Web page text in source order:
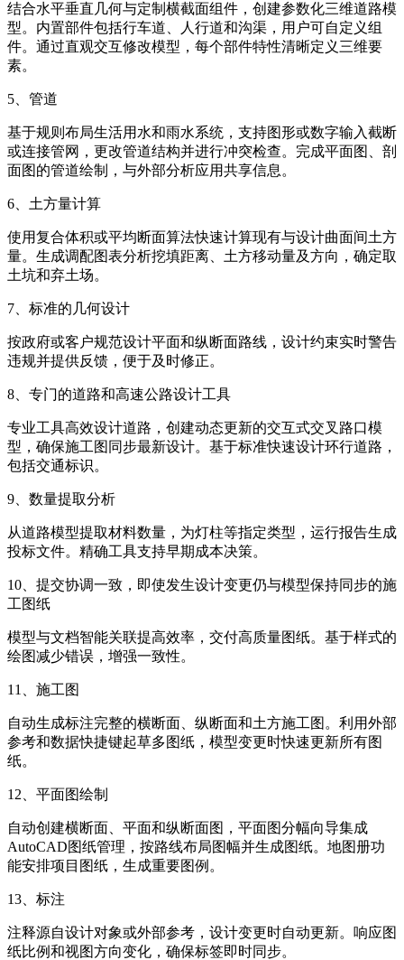
结合水平垂直几何与定制横截面组件，创建参数化三维道路模
型。内置部件包括行车道、人行道和沟渠，用户可自定义组
件。通过直观交互修改模型，每个部件特性清晰定义三维要
素。
5、管道
基于规则布局生活用水和雨水系统，支持图形或数字输入截断
或连接管网，更改管道结构并进行冲突检查。完成平面图、剖
面图的管道绘制，与外部分析应用共享信息。
6、土方量计算
使用复合体积或平均断面算法快速计算现有与设计曲面间土方
量。生成调配图表分析挖填距离、土方移动量及方向，确定取
土坑和弃土场。
7、标准的几何设计
按政府或客户规范设计平面和纵断面路线，设计约束实时警告
违规并提供反馈，便于及时修正。
8、专门的道路和高速公路设计工具
专业工具高效设计道路，创建动态更新的交互式交叉路口模
型，确保施工图同步最新设计。基于标准快速设计环行道路，
包括交通标识。
9、数量提取分析
从道路模型提取材料数量，为灯柱等指定类型，运行报告生成
投标文件。精确工具支持早期成本决策。
10、提交协调一致，即使发生设计变更仍与模型保持同步的施
工图纸
模型与文档智能关联提高效率，交付高质量图纸。基于样式的
绘图减少错误，增强一致性。
11、施工图
自动生成标注完整的横断面、纵断面和土方施工图。利用外部
参考和数据快捷键起草多图纸，模型变更时快速更新所有图
纸。
12、平面图绘制
自动创建横断面、平面和纵断面图，平面图分幅向导集成
AutoCAD图纸管理，按路线布局图幅并生成图纸。地图册功
能安排项目图纸，生成重要图例。
13、标注
注释源自设计对象或外部参考，设计变更时自动更新。响应图
纸比例和视图方向变化，确保标签即时同步。